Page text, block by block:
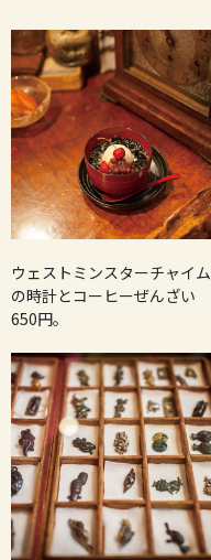
ウェストミンスターチャイム
の時計とコーヒーぜんざい
650円。